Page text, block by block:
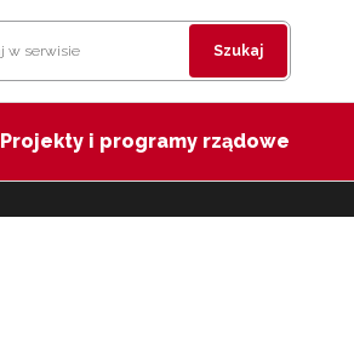
Szukaj
Projekty i programy rządowe